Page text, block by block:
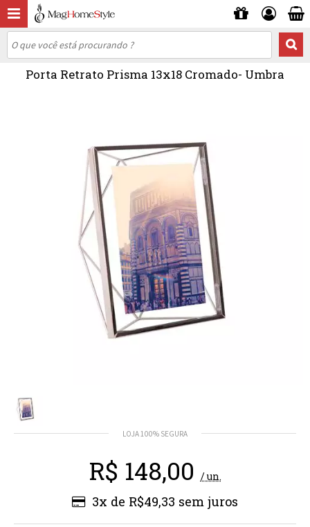
Porta Retrato Prisma 13x18 Cromado- Umbra
R$ 148,00 / un.
3x de R$49,33